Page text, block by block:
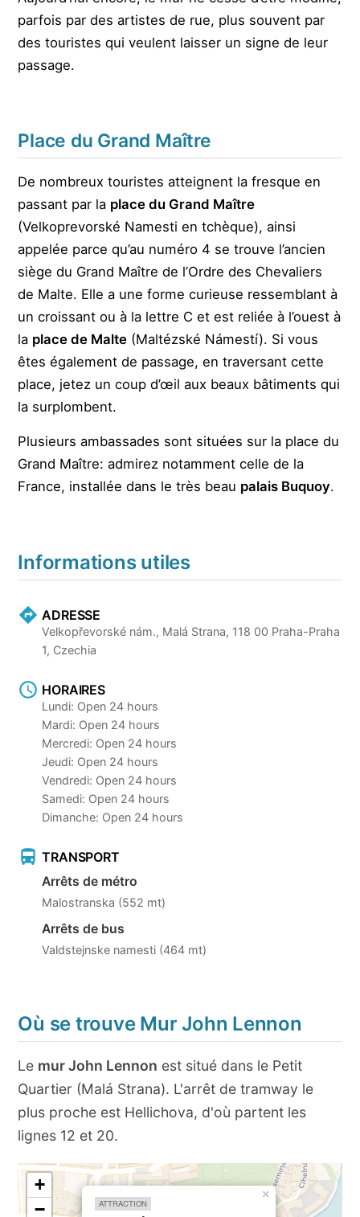
parfois par des artistes de rue, plus souvent par
des touristes qui veulent laisser un signe de leur
passage.
Place du Grand Maître
De nombreux touristes atteignent la fresque en
passant par la place du Grand Maître
(Velkoprevorské Namesti en tchèque), ainsi
appelée parce qu’au numéro 4 se trouve l’ancien
siège du Grand Maître de l’Ordre des Chevaliers
de Malte. Elle a une forme curieuse ressemblant à
un croissant ou à la lettre C et est reliée à l’ouest à
la place de Malte (Maltézské Námestí). Si vous
êtes également de passage, en traversant cette
place, jetez un coup d’œil aux beaux bâtiments qui
la surplombent.
Plusieurs ambassades sont situées sur la place du
Grand Maître: admirez notamment celle de la
France, installée dans le très beau palais Buquoy.
Informations utiles
ADRESSE
Velkopřevorské nám., Malá Strana, 118 00 Praha-Praha
1, Czechia
HORAIRES
Lundi: Open 24 hours
Mardi: Open 24 hours
Mercredi: Open 24 hours
Jeudi: Open 24 hours
Vendredi: Open 24 hours
Samedi: Open 24 hours
Dimanche: Open 24 hours
TRANSPORT
Arrêts de métro
Malostranska (552 mt)
Arrêts de bus
Valdstejnske namesti (464 mt)
Où se trouve Mur John Lennon
Le mur John Lennon est situé dans le Petit
Quartier (Malá Strana). L'arrêt de tramway le
plus proche est Hellichova, d'où partent les
lignes 12 et 20.
ATTRACTION
×
+
−